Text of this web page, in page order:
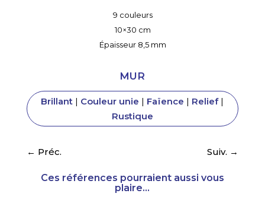
9 couleurs
10×30 cm
Épaisseur 8,5 mm
MUR
Brillant | Couleur unie | Faïence | Relief|
Rustique
← Préc. Suiv. →
Ces références pourraient aussi vous
plaire...